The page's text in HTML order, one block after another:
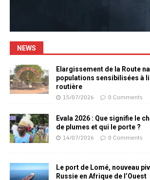
NEWS
Elargissement de la Route
populations sensibilisées à
routière
15/07/2026 0 Comments
Evala 2026 : Que signifie le
de plumes et qui le porte ?
14/07/2026 0 Comments
Le port de Lomé, nouveau
Russie en Afrique de l’Ouest